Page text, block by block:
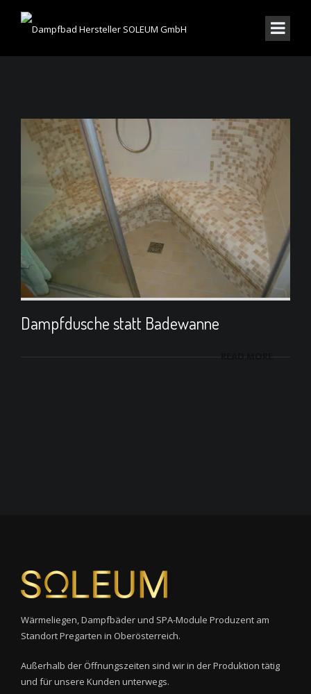
Dampfdusche statt Badewanne
READ MORE
Wärmeliegen, Dampfbäder und SPA-Module Produzent am
Standort Pregarten in Oberösterreich.
Außerhalb der Öffnungszeiten sind wir in der Produktion tätig
und für unsere Kunden unterwegs.